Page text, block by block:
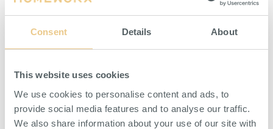
Consent Details About
This website uses cookies
We use cookies to personalise content and ads, to
provide social media features and to analyse our traffic.
We also share information about your use of our site with